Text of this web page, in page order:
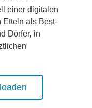
einer digitalen
Etteln als Best-
Dörfer, in